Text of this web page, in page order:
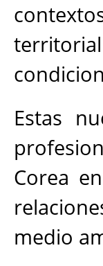
Estas
Corea
medio